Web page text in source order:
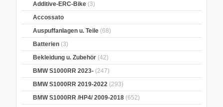
Additive-ERC-Bike (3)
Accossato
Auspuffanlagen u. Teile (68)
Batterien (3)
Bekleidung u. Zubehör (42)
BMW S1000RR 2023- (247)
BMW S1000RR 2019-2022 (293)
BMW S1000RR /HP4/ 2009-2018 (652)